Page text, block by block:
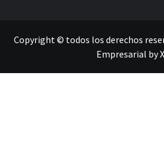
Copyright © todos los derechos
Empresarial by